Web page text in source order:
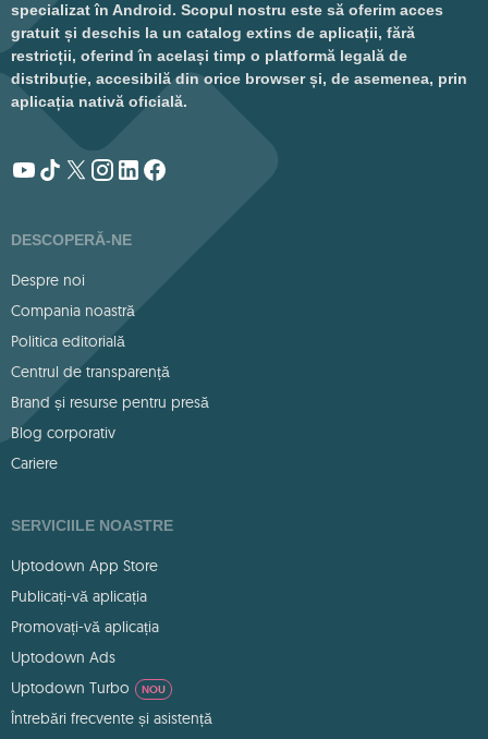
specializat în Android. Scopul nostru este să oferim acces
gratuit și deschis la un catalog extins de aplicații, fără
restricții, oferind în același timp o platformă legală de
distribuție, accesibilă din orice browser și, de asemenea, prin
aplicația nativă oficială.
DESCOPERĂ-NE
Despre noi
Compania noastră
Politica editorială
Centrul de transparență
Brand și resurse pentru presă
Blog corporativ
Cariere
SERVICIILE NOASTRE
Uptodown App Store
Publicați-vă aplicația
Promovați-vă aplicația
Uptodown Ads
Uptodown Turbo
NOU
Întrebări frecvente și asistență